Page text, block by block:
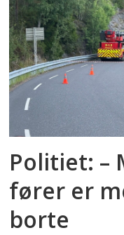
Politiet: –
fører er
borte